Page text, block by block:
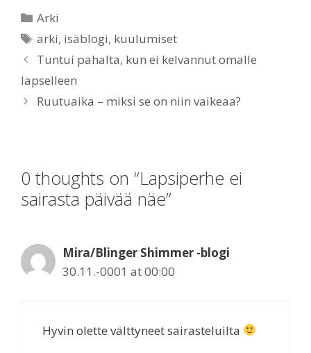
Categories
Arki
Tags
arki, isäblogi, kuulumiset
Tuntui pahalta, kun ei kelvannut omalle
lapselleen
Ruutuaika – miksi se on niin vaikeaa?
0 thoughts on “Lapsiperhe ei
sairasta päivää näe”
Mira/Blinger Shimmer -blogi
30.11.-0001 at 00:00
Hyvin olette välttyneet sairasteluilta